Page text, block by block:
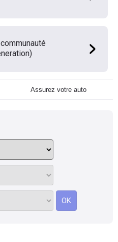
Assurez votre auto
OK